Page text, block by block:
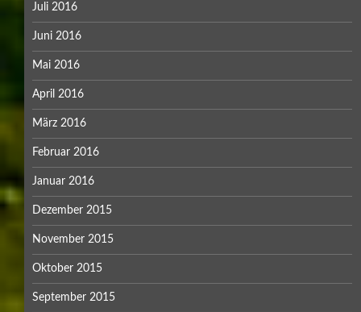
Juli 2016
Juni 2016
Mai 2016
April 2016
März 2016
Februar 2016
Januar 2016
Dezember 2015
November 2015
Oktober 2015
September 2015